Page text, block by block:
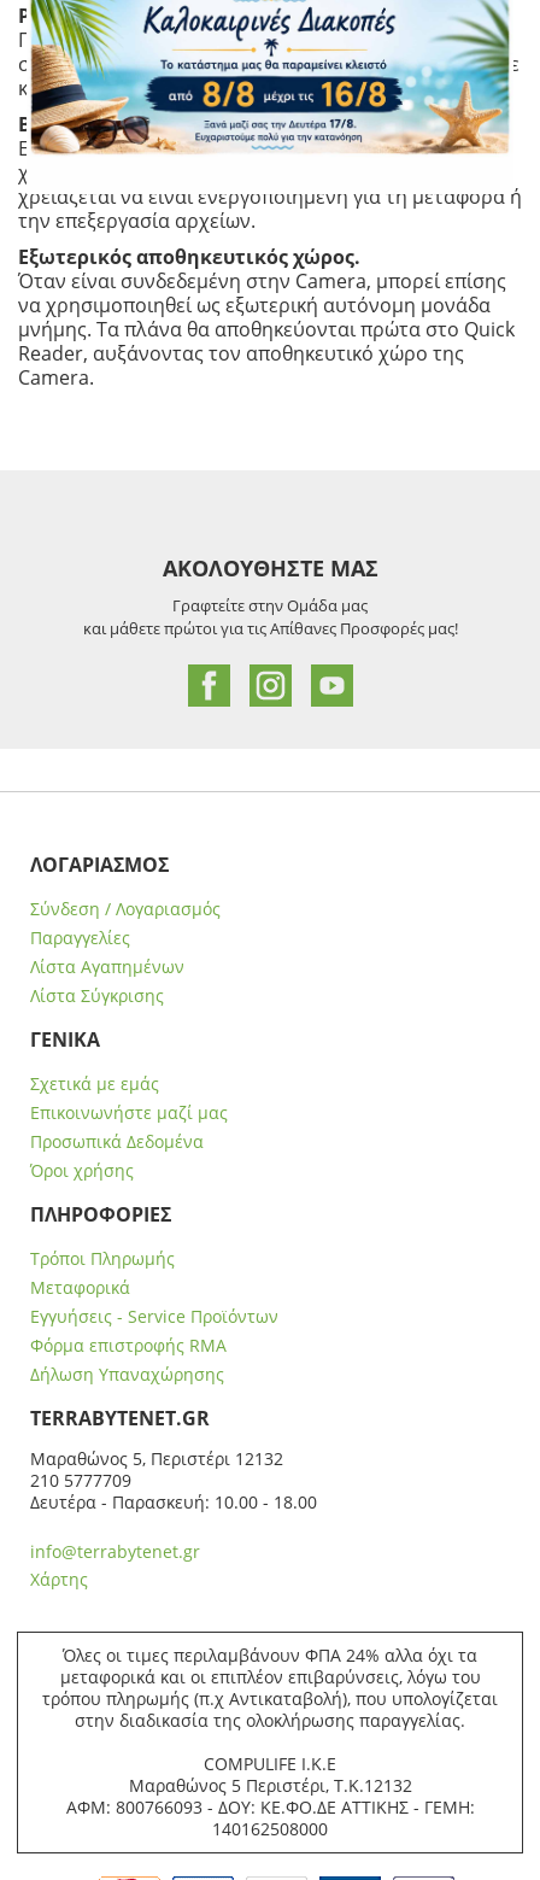
Plug-and-play.
Γρήγορη και σταθερή σύνδεση, βελτιώνοντας τη
σταθερότητα και τη ροή εργασίας της επεξεργασίας σε
κινητές συσκευές.
Βολική και εξοικονόμηση ενέργειας.
Εξοικονομήστε ενέργεια με το Quick Reader. Όταν
χρησιμοποιείτε το Quick Reader, η camera δεν
χρειάζεται να είναι ενεργοποιημένη για τη μεταφορά ή
την επεξεργασία αρχείων.
Εξωτερικός αποθηκευτικός χώρος.
Όταν είναι συνδεδεμένη στην Camera, μπορεί επίσης
να χρησιμοποιηθεί ως εξωτερική αυτόνομη μονάδα
μνήμης. Τα πλάνα θα αποθηκεύονται πρώτα στο Quick
Reader, αυξάνοντας τον αποθηκευτικό χώρο της
Camera.
ΑΚΟΛΟΥΘΗΣΤΕ ΜΑΣ
Γραφτείτε στην Ομάδα μας
και μάθετε πρώτοι για τις Απίθανες Προσφορές μας!
ΛΟΓΑΡΙΑΣΜΟΣ
Σύνδεση / Λογαριασμός
Παραγγελίες
Λίστα Αγαπημένων
Λίστα Σύγκρισης
ΓΕΝΙΚΑ
Σχετικά με εμάς
Επικοινωνήστε μαζί μας
Προσωπικά Δεδομένα
Όροι χρήσης
ΠΛΗΡΟΦΟΡΙΕΣ
Τρόποι Πληρωμής
Μεταφορικά
Εγγυήσεις - Service Προϊόντων
Φόρμα επιστροφής RMA
Δήλωση Υπαναχώρησης
ΤERRABYTENET.GR
Μαραθώνος 5, Περιστέρι 12132
210 5777709
Δευτέρα - Παρασκευή: 10.00 - 18.00
info@terrabytenet.gr
Χάρτης
Όλες οι τιμες περιλαμβάνουν ΦΠΑ 24% αλλα όχι τα
μεταφορικά και οι επιπλέον επιβαρύνσεις, λόγω του
τρόπου πληρωμής (π.χ Αντικαταβολή), που υπολογίζεται
στην διαδικασία της ολοκλήρωσης παραγγελίας.
COMPULIFE Ι.Κ.Ε
Μαραθώνος 5 Περιστέρι, Τ.Κ.12132
ΑΦΜ: 800766093 - ΔΟΥ: ΚΕ.ΦΟ.ΔΕ ΑΤΤΙΚΗΣ - ΓΕΜΗ:
140162508000